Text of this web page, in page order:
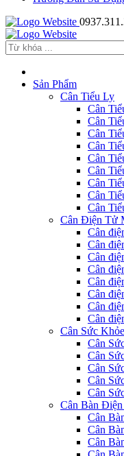
Sản Phẩm
Cân Tiểu Ly
Cân
Cân
Cân
Cân
Cân
Cân
Cân
Cân
Cân
Cân Điện Tử
Cân
Cân
Cân
Cân
Cân
Cân
Cân
Cân
Cân Sức
Cân
Cân
Cân
Cân
Cân
Cân Bàn
Cân
Cân
Cân